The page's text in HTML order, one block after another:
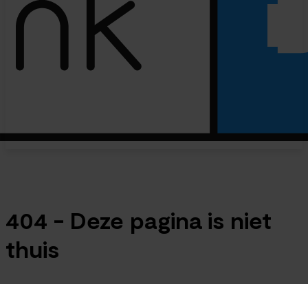
404 - Deze pagina is niet
thuis